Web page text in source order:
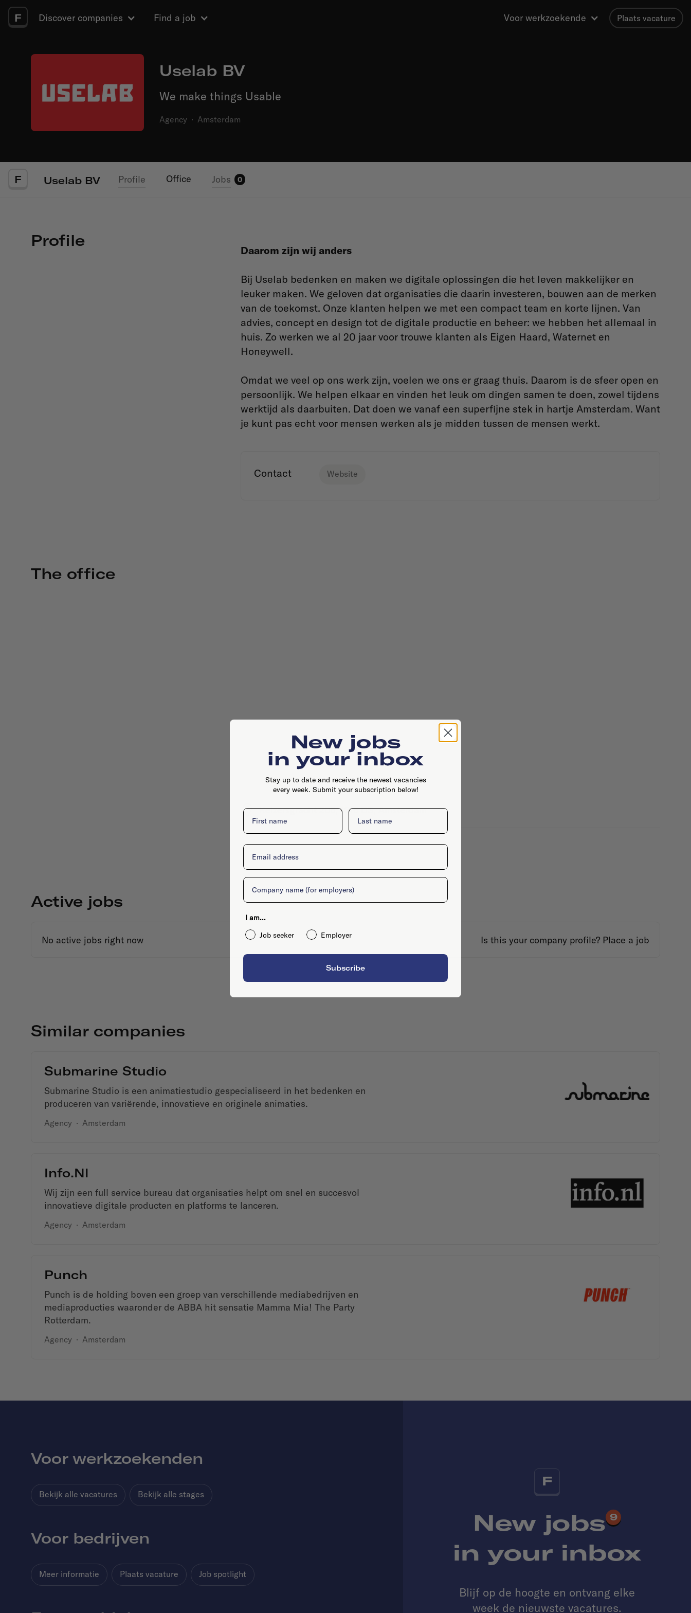
F Discover companies Find a job Voor werkzoekende Plaats vacature
Uselab BV
We make things Usable
Agency · Amsterdam
F Uselab BV Profile Office Jobs 0
Profile
Daarom zijn wij anders
Bij Uselab bedenken en maken we digitale oplossingen die het leven makkelijker en
leuker maken. We geloven dat organisaties die daarin investeren, bouwen aan de merken
van de toekomst. Onze klanten helpen we met een compact team en korte lijnen. Van
advies, concept en design tot de digitale productie en beheer: we hebben het allemaal in
huis. Zo werken we al 20 jaar voor trouwe klanten als Eigen Haard, Waternet en
Honeywell.
Omdat we veel op ons werk zijn, voelen we ons er graag thuis. Daarom is de sfeer open en
persoonlijk. We helpen elkaar en vinden het leuk om dingen samen te doen, zowel tijdens
werktijd als daarbuiten. Dat doen we vanaf een superfijne stek in hartje Amsterdam. Want
je kunt pas echt voor mensen werken als je midden tussen de mensen werkt.
Contact Website
The office
Keizersgracht 205, 1016 DS, Amsterdam
Active jobs
No active jobs right now Is this your company profile? Place a job
Similar companies
Submarine Studio
Submarine Studio is een animatiestudio gespecialiseerd in het bedenken en
produceren van variërende, innovatieve en originele animaties.
Agency · Amsterdam
Info.nl
Wij zijn een full service bureau dat organisaties helpt om snel en succesvol
innovatieve digitale producten en platforms te lanceren.
Agency · Amsterdam
Punch
Punch is de holding boven een groep van verschillende mediabedrijven en
mediaproducties waaronder de ABBA hit sensatie Mamma Mia! The Party
Rotterdam.
Agency · Amsterdam
F
New jobs 9
in your inbox
Blijf op de hoogte en ontvang elke
week de nieuwste vacatures.
Voor werkzoekenden
Bekijk alle vacatures Bekijk alle stages
Voor bedrijven
Meer informatie Plaats vacature Job spotlight
New jobs
in your inbox
Stay up to date and receive the newest vacancies
every week. Submit your subscription below!
First name Last name
Email
Company
I am...
Job seeker
Employer
Subscribe